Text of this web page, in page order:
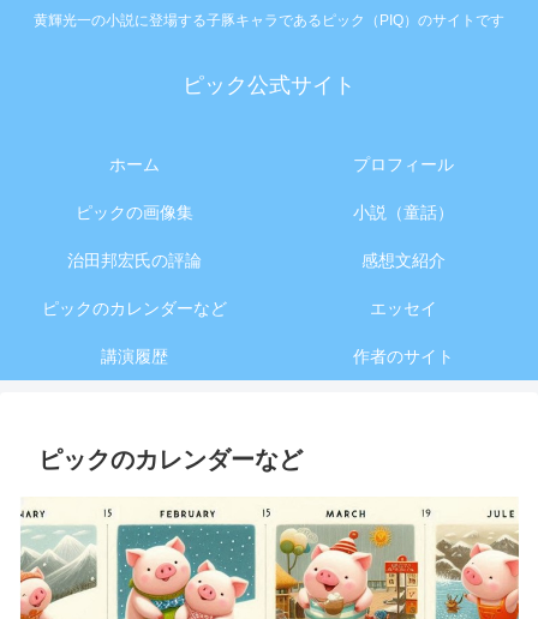
黄輝光一の小説に登場する子豚キャラであるピック（PIQ）のサイトです
ピック公式サイト
ホーム プロフィール
ピックの画像集 小説（童話）
治田邦宏氏の評論 感想文紹介
ピックのカレンダーなど エッセイ
講演履歴 作者のサイト
ピックのカレンダーなど